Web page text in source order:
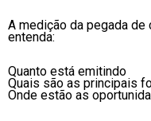
A medição da pegada
entenda:
Quanto está emitindo
Quais são as principais
Onde estão as